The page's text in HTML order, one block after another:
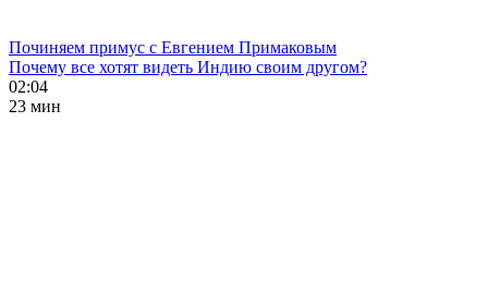
Починяем примус с Евгением Примаковым
Почему все хотят видеть Индию своим другом?
02:04
23 мин